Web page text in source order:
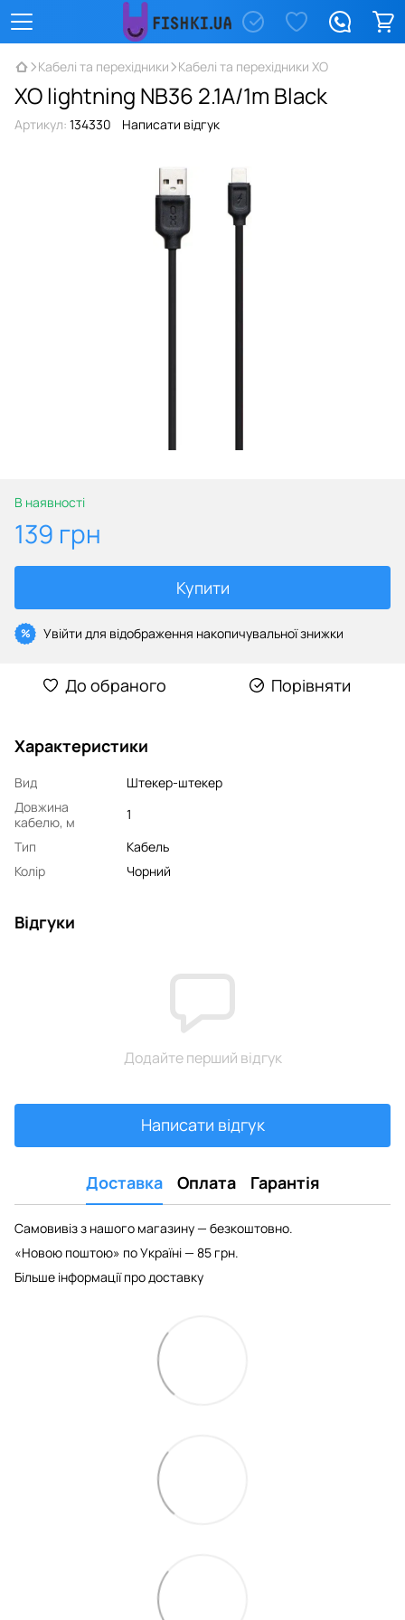
Кабелі та перехідники Кабелі та перехідники XO
XO lightning NB36 2.1A/1m Black
Артикул: 134330 Написати відгук
В наявності
139 грн
Купити
% Увійти для відображення накопичувальної знижки
До обраного Порівняти
Характеристики
Вид
Штекер-штекер
Довжина
кабелю, м
1
Тип
Кабель
Колір
Чорний
Відгуки
Додайте перший відгук
Написати відгук
Доставка Оплата Гарантія
Самовивіз з нашого магазину — безкоштовно.
«Новою поштою» по Україні — 85 грн.
Більше інформації про доставку